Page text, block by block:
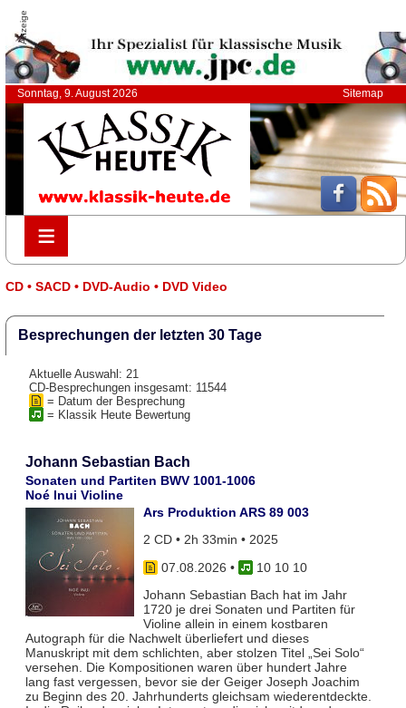
Anzeige
Sonntag, 9. August 2026 Sitemap
≡
≡
CD • SACD • DVD-Audio • DVD Video
Besprechungen der letzten 30 Tage
Aktuelle Auswahl: 21
CD-Besprechungen insgesamt: 11544
= Datum der Besprechung
= Klassik Heute Bewertung
Johann Sebastian Bach
Sonaten und Partiten BWV 1001-1006
Noé Inui Violine
Ars Produktion ARS 89 003
2 CD • 2h 33min • 2025
07.08.2026 •
10 10 10
Johann Sebastian Bach hat im Jahr
1720 je drei Sonaten und Partiten für
Violine allein in einem kostbaren
Autograph für die Nachwelt überliefert und dieses
Manuskript mit dem schlichten, aber stolzen Titel „Sei Solo“
versehen. Die Kompositionen waren über hundert Jahre
lang fast vergessen, bevor sie der Geiger Joseph Joachim
zu Beginn des 20. Jahrhunderts gleichsam wiederentdeckte.